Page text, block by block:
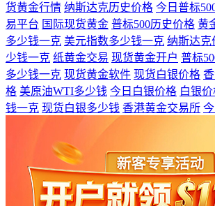
货黄金行情 纳斯达克历史价格 今日普标
易平台 国际现货黄金 普标500历史价格 黄
多少钱一克 美元指数多少钱一克 纳斯达克
少钱一克 纸黄金交易 现货黄金开户 普标
多少钱一克 现货黄金软件 现货白银价格
格 美原油WTI多少钱 今日白银价格 白银
钱一克 现货白银多少钱 香港黄金交易所